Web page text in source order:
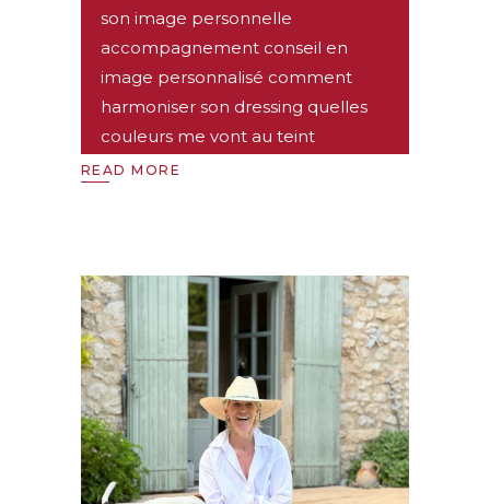
son image personnelle
accompagnement conseil en
image personnalisé comment
harmoniser son dressing quelles
couleurs me vont au teint
READ MORE